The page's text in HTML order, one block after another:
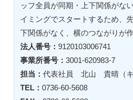
ッフ全員が同期・上下関係がな
イミングでスタートするため、
下関係がなく、横のつながりが
法人番号： 9120103006741
事業所番号： 3001-620983-7
担当： 代表社員 北山 貴晴（キ
TEL： 0736-60-5608